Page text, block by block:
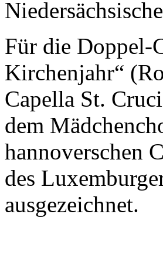
Für die Doppel-
Kirchenjahr“
Capella St.
dem
hannoverschen
des
ausgezeichnet.